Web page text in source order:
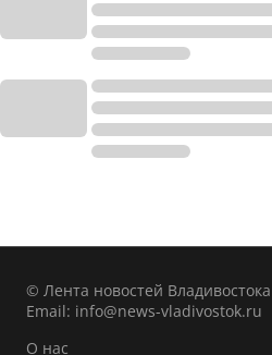
© Лента новостей Владивостока
Email: info@news-vladivostok.ru
О нас